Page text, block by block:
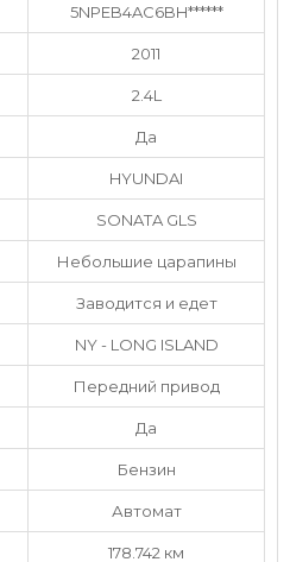
5NPEB4AC6BH******
2011
2.4L
Да
HYUNDAI
SONATA GLS
Небольшие царапины
Заводится и едет
NY - LONG ISLAND
Передний привод
Да
Бензин
Автомат
178.742 км